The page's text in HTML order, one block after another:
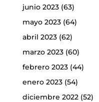
junio 2023(63)
mayo 2023(64)
abril 2023(62)
marzo 2023(60)
febrero 2023(44)
enero 2023(54)
diciembre 2022(52)